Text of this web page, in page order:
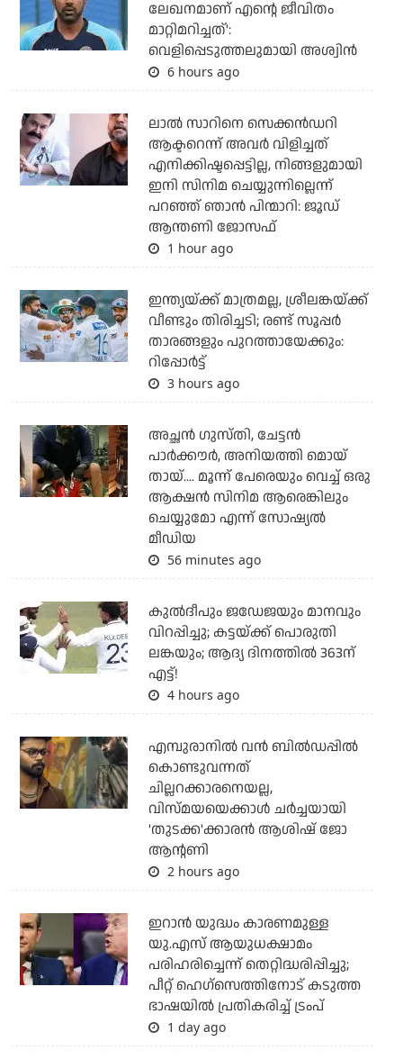
ലേഖനമാണ് എന്റെ ജീവിതം
മാറ്റിമറിച്ചത്':
വെളിപ്പെടുത്തലുമായി അശ്വിന്‍
6 hours ago
ലാല്‍ സാറിനെ സെക്കന്‍ഡറി
ആക്ടറെന്ന് അവര്‍ വിളിച്ചത്
എനിക്കിഷ്ടപ്പെട്ടില്ല, നിങ്ങളുമായി
ഇനി സിനിമ ചെയ്യുന്നില്ലെന്ന്
പറഞ്ഞ് ഞാന്‍ പിന്മാറി: ജൂഡ്
ആന്തണി ജോസഫ്
1 hour ago
ഇന്ത്യയ്ക്ക് മാത്രമല്ല, ശ്രീലങ്കയ്ക്ക്
വീണ്ടും തിരിച്ചടി; രണ്ട് സൂപ്പര്‍
താരങ്ങളും പുറത്തായേക്കും:
റിപ്പോര്‍ട്ട്
3 hours ago
അച്ഛന്‍ ഗുസ്തി, ചേട്ടന്‍
പാര്‍ക്കൗര്‍, അനിയത്തി മൊയ്
തായ്.... മൂന്ന് പേരെയും വെച്ച് ഒരു
ആക്ഷന്‍ സിനിമ ആരെങ്കിലും
ചെയ്യുമോ എന്ന് സോഷ്യല്‍
മീഡിയ
56 minutes ago
കുല്‍ദീപും ജഡേജയും മാനവും
വിറപ്പിച്ചു; കട്ടയ്ക്ക് പൊരുതി
ലങ്കയും; ആദ്യ ദിനത്തില്‍ 363ന്
എട്ട്!
4 hours ago
എമ്പുരാനില്‍ വന്‍ ബില്‍ഡപ്പില്‍
കൊണ്ടുവന്നത്
ചില്ലറക്കാരനെയല്ല,
വിസ്മയയെക്കാള്‍ ചര്‍ച്ചയായി
'തുടക്ക'ക്കാരന്‍ ആശിഷ് ജോ
ആന്റണി
2 hours ago
ഇറാന്‍ യുദ്ധം കാരണമുള്ള
യു.എസ് ആയുധക്ഷാമം
പരിഹരിച്ചെന്ന് തെറ്റിദ്ധരിപ്പിച്ചു;
പീറ്റ് ഹെഗ്‌സെത്തിനോട് കടുത്ത
ഭാഷയില്‍ പ്രതികരിച്ച് ട്രംപ്
1 day ago